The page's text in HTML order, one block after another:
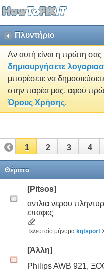
Πλυντήριο
Αν αυτή είναι η πρώτη σας
δημιουργήσετε
μπορέσετε να
στην παρέα μας, αφού
Όρους Χρήσης.
1 2 3 4
11
Θέματα
[Pitsos]
αντλια νερου
επαφες
Τελευταίο μήνυμα kgtsport
[Άλλη]
Philips AWB 921,